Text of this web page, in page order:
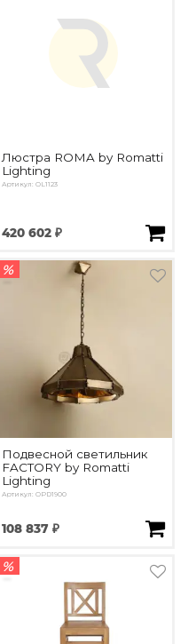
Люстра ROMA by Romatti
Lighting
Артикул: OL1123
420 602 ₽
%
Подвесной светильник
FACTORY by Romatti
Lighting
Артикул: OPD1900
108 837 ₽
%